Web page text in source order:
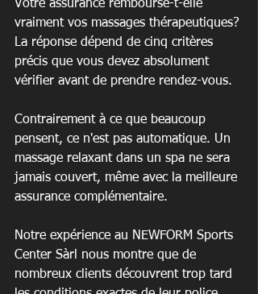
Votre assurance rembourse-t-elle
vraiment vos massages thérapeutiques?
La réponse dépend de cinq critères
précis que vous devez absolument
vérifier avant de prendre rendez-vous.
Contrairement à ce que beaucoup
pensent, ce n'est pas automatique. Un
massage relaxant dans un spa ne sera
jamais couvert, même avec la meilleure
assurance complémentaire.
Notre expérience au NEWFORM Sports
Center Sàrl nous montre que de
nombreux clients découvrent trop tard